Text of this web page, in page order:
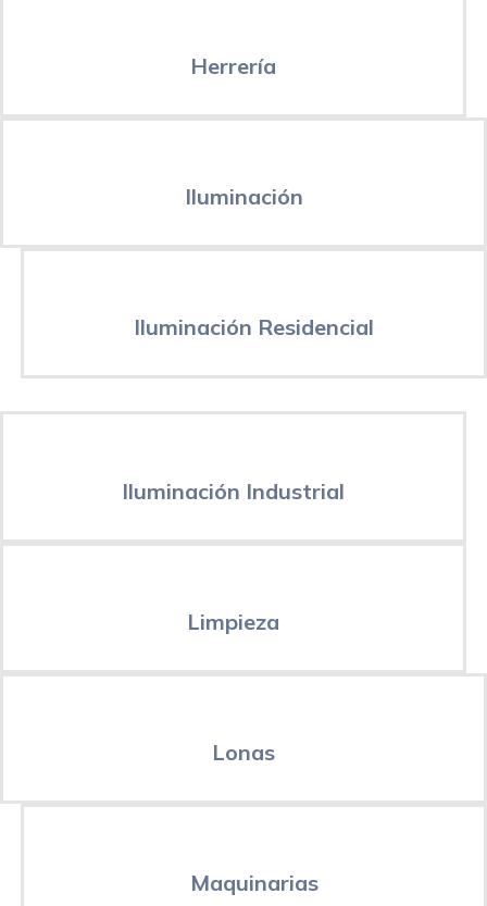
Herrería
Iluminación
Iluminación Residencial
Iluminación Industrial
Limpieza
Lonas
Maquinarias